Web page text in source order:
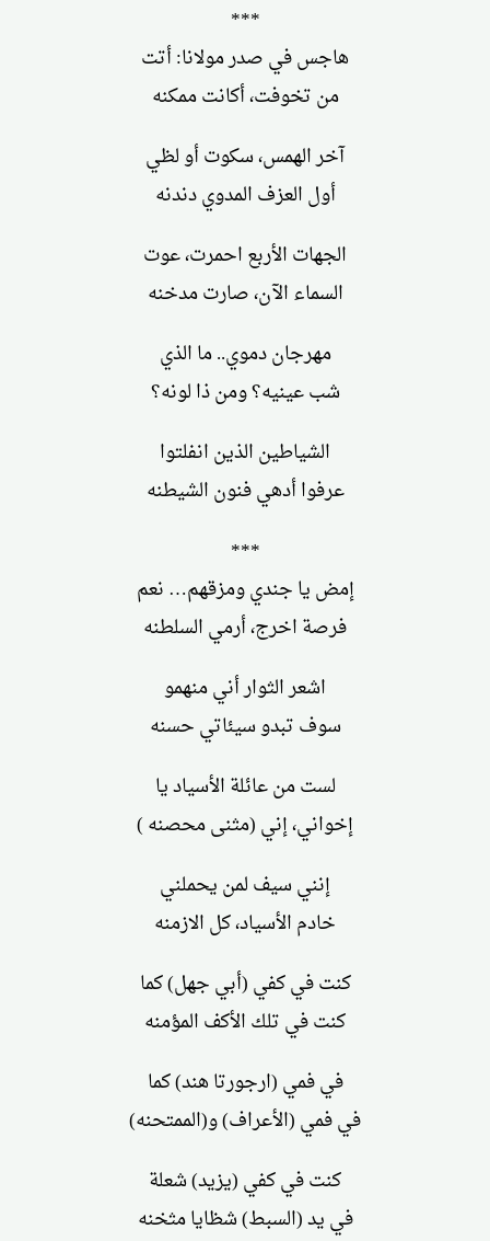
***
هاجس في صدر مولانا: أتت
من تخوفت، أكانت ممكنه
آخر الهمس، سكوت أو لظي
أول العزف المدوي دندنه
الجهات الأربع احمرت، عوت
السماء الآن، صارت مدخنه
مهرجان دموي.. ما الذي
شب عينيه؟ ومن ذا لونه؟
الشياطين الذين انفلتوا
عرفوا أدهي فنون الشيطنه
***
إمض يا جندي ومزقهم… نعم
فرصة اخرج، أرمي السلطنه
اشعر الثوار أني منهمو
سوف تبدو سيئاتي حسنه
لست من عائلة الأسياد يا
إخواني، إني (مثنى محصنه )
إنني سيف لمن يحملني
خادم الأسياد، كل الازمنه
كنت في كفي (أبي جهل) كما
كنت في تلك الأكف المؤمنه
في فمي (ارجورتا هند) كما
في فمي (الأعراف) و(الممتحنه)
كنت في كفي (يزيد) شعلة
في يد (السبط) شظايا مثخنه